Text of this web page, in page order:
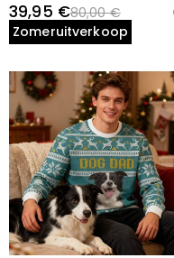
39,95 €80,00 €
Zomeruitverkoop